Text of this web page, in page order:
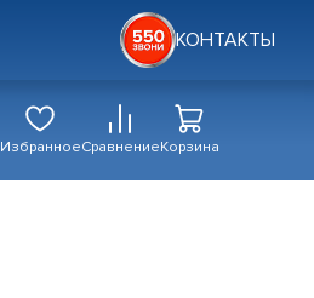
КОНТАКТЫ
ИзбранноеСравнениеКорзина